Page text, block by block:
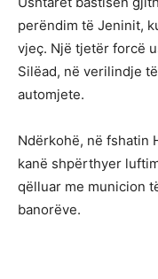
perëndim të Jeninit,
vjeç. Një tjetër forcë
Silëad, në verilindje
automjete.
Ndërkohë, në fshatin
kanë shpërthyer
qëlluar me municion
banorëve.